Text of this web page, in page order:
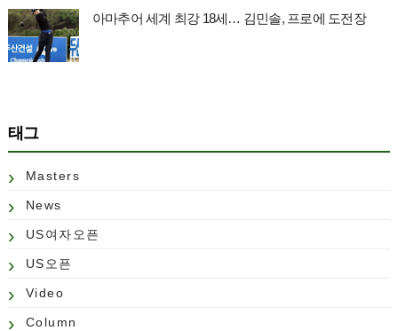
아마추어 세계 최강 18세… 김민솔, 프로에 도전장
태그
Masters
News
US여자오픈
US오픈
Video
Column